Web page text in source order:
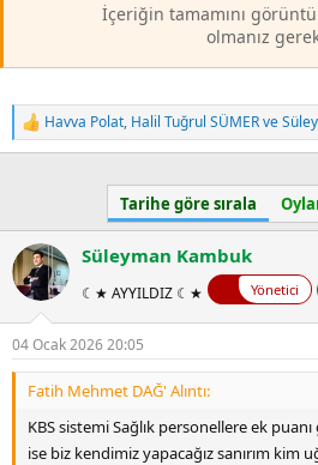
İçeriğin tamamını
olmanız
T
e
l
e
r
:
Havva Polat, Halil Tuğrul SÜMERve
Tarihe göre sırala
Süleyman Kambuk
☾★ AYYILDIZ ☾★ Yönetici
04 Ocak 2026 20:05
Fatih Mehmet DAĞ' Alıntı:
KBS sistemi Sağlık personellere ek
ise biz kendimiz yapacağız sanırım kim